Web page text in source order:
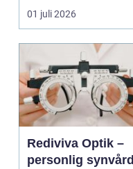
för...
01 juli 2026
Rediviva Optik –
personlig synvård